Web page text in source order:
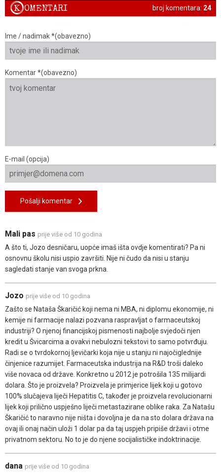
broj komentara: 24
KOMENTARI
Ime / nadimak *(obavezno)
Komentar *(obavezno)
E-mail (opcija)
Pošalji komentar
Mali pas prije više od 10 godina
A što ti, Jozo desničaru, uopće imaš išta ovdje komentirati? Pa ni
osnovnu školu nisi uspio završiti. Nije ni čudo da nisi u stanju
sagledati stanje van svoga prkna.
Jozo prije više od 10 godina
Zašto se Nataša Škaričić koji nema ni MBA, ni diplomu ekonomije, ni
kemije ni farmacije nalazi pozvana raspravljat o farmaceutskoj
industriji? O njenoj financijskoj pismenosti najbolje svjedoči njen
kredit u Švicarcima a ovakvi nebulozni tekstovi to samo potvrđuju.
Radi se o tvrdokornoj ljevičarki koja nije u stanju ni najočiglednije
činjenice razumijet. Farmaceutska industrija na R&D troši daleko
više novaca od države. Konkretno u 2012 je potrošila 135 milijardi
dolara. Što je proizvela? Proizvela je primjerice lijek koji u gotovo
100% slučajeva liječi Hepatitis C, također je proizvela revolucionarni
lijek koji prilično uspješno liječi metastazirane oblike raka. Za Natašu
Škaričić to naravno nije ništa i dovoljna je da na sto dolara država na
ovaj ili onaj način uloži 1 dolar pa da taj uspjeh pripiše državi i otme
privatnom sektoru. No to je do njene socijalističke indoktrinacije.
dana prije više od 10 godina